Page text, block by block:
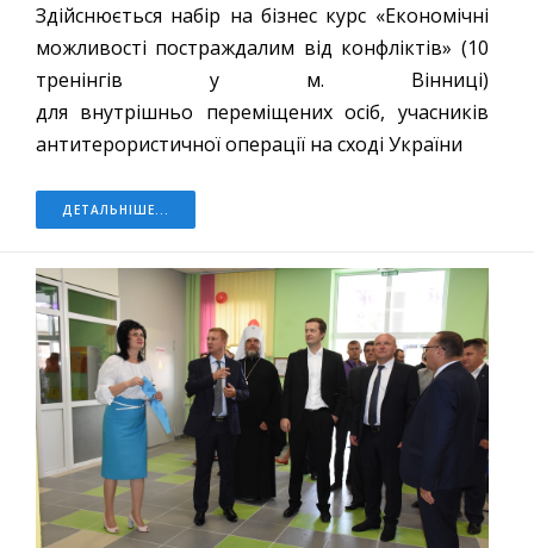
Здійснюється набір на бізнес курс «Економічні
можливості постраждалим від конфліктів» (10
тренінгів у м. Вінниці)
для внутрішньо переміщених осіб, учасників
антитерористичної операції на сході України
ДЕТАЛЬНІШЕ...